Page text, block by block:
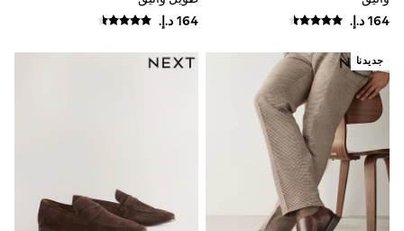
Hats & Caps
Sunglasses
Beach Towels
Bags
Travel Bags
Luggage
Angel & Rocket
B by Ted Baker
Baker by Ted Baker
Boden
Lipsy
Love & Roses
جديدنا